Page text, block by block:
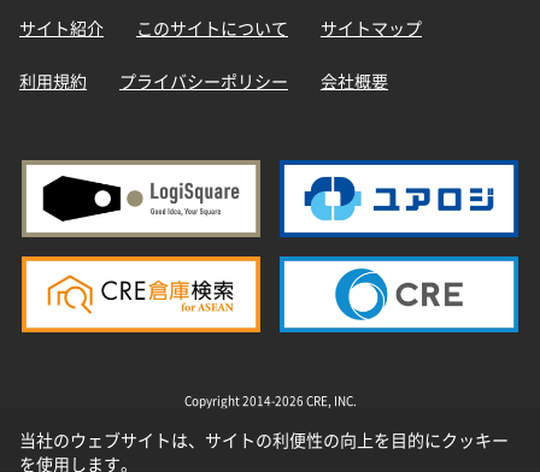
サイト紹介 このサイトについて サイトマップ
利用規約 プライバシーポリシー 会社概要
Copyright 2014-2026 CRE, INC.
当社のウェブサイトは、サイトの利便性の向上を目的にクッキー
を使用します。